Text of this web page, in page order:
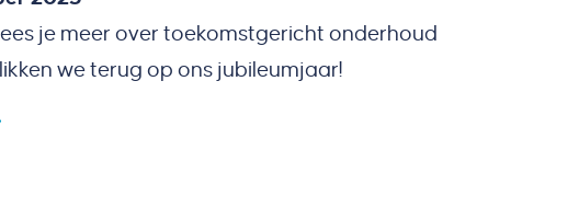
je meer over toekomstgericht onderhoud
we terug op ons jubileumjaar!